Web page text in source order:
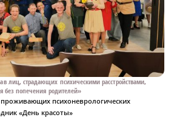
лиц, страдающих психическими расстройствами,
без попечения родителей»
психоневрологических
«День красоты»